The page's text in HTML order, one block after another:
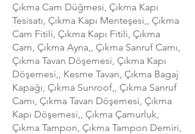
Çıkma Cam Düğmesi, Çıkma Kapı
Tesisatı, Çıkma Kapı Menteşesi,, Çıkma
Cam Fitili, Çıkma Kapı Fitili, Çıkma
Cam, Çıkma Ayna,, Çıkma Sanruf Camı,
Çıkma Tavan Döşemesi, Çıkma Kapı
Döşemesi,, Kesme Tavan, Çıkma Bagaj
Kapağı, Çıkma Sunroof,, Çıkma Sanruf
Camı, Çıkma Tavan Döşemesi, Çıkma
Kapı Döşemesi,, Çıkma Çamurluk,
Çıkma Tampon, Çıkma Tampon Demiri,